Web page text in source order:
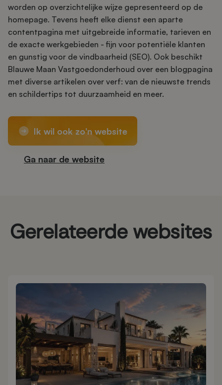
worden op overzichtelijke wijze gepresenteerd op de
homepage. Tevens heeft elke dienst een aparte
contentpagina met uitgebreide informatie, tarieven en
de exacte werkgebieden - fijn voor potentiële klanten
en gunstig voor de vindbaarheid (SEO). Ook beschikt
Blauwe Maan Vastgoedonderhoud over een blogpagina
met diverse artikelen over verf: van de nieuwste trends
en schildertips tot duurzaamheid en meer.
Ik wil ook zo'n website
Ga naar de website
Gerelateerde websites